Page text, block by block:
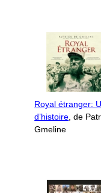
Royal étranger:
d’histoire, de
Gmeline